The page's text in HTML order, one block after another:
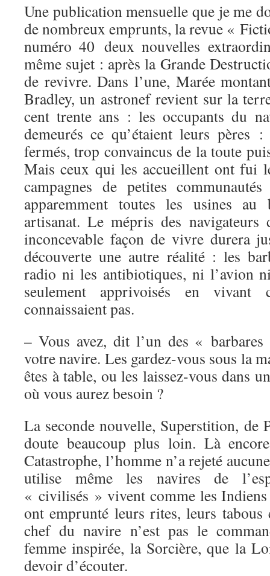
Une publication mensuelle que je me
de nombreux emprunts, la revue «
numéro 40 deux nouvelles
même sujet : après la Grande
de revivre. Dans l’une, Marée
Bradley, un astronef revient sur la
cent trente ans : les occupants du
demeurés ce qu’étaient leurs pères
fermés, trop convaincus de la toute
Mais ceux qui les accueillent ont fui
campagnes de petites
apparemment toutes les usines au
artisanat. Le mépris des navigateurs
inconcevable façon de vivre durera
découverte une autre réalité : les
radio ni les antibiotiques, ni l’avion
seulement apprivoisés en
connaissaient pas.
– Vous avez, dit l’un des «
votre navire. Les gardez-vous sous la
êtes à table, ou les laissez-vous dans
où vous aurez besoin ?
La seconde nouvelle, Superstition, de
doute beaucoup plus loin. Là
Catastrophe, l’homme n’a rejeté
utilise même les navires de
« civilisés » vivent comme les
ont emprunté leurs rites, leurs
chef du navire n’est pas le
femme inspirée, la Sorcière, que la
devoir d’écouter.